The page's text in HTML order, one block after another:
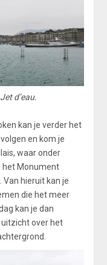
d’eau.
kan je verder het
en kom je
waar onder
het Monument
Van hieruit kan je
die het meer
kan je dan
over het